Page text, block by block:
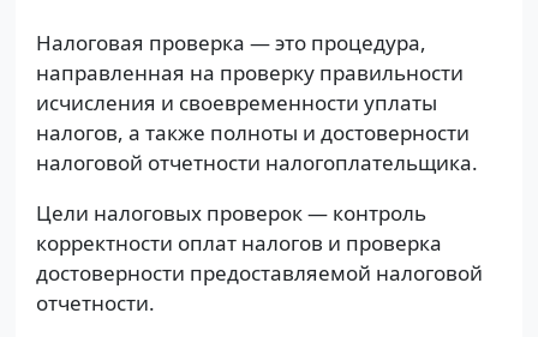
Налоговая проверка — это процедура,
направленная на проверку правильности
исчисления и своевременности уплаты
налогов, а также полноты и достоверности
налоговой отчетности налогоплательщика.
Цели налоговых проверок — контроль
корректности оплат налогов и проверка
достоверности предоставляемой налоговой
отчетности.